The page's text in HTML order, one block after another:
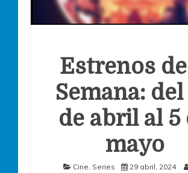
Estrenos
Semana:
de abril al 5
mayo
Cine Series 29 abril, 2024